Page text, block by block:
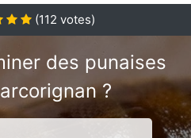
(112 votes)
des punaises
?